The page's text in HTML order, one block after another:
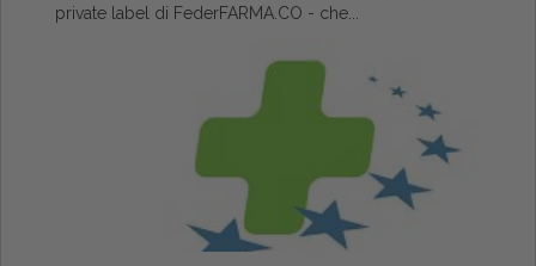
private label di FederFARMA.CO - che...